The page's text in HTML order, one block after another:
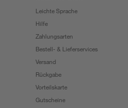
Leichte Sprache
Hilfe
Zahlungsarten
Bestell- & Lieferservices
Versand
Rückgabe
Vorteilskarte
Gutscheine